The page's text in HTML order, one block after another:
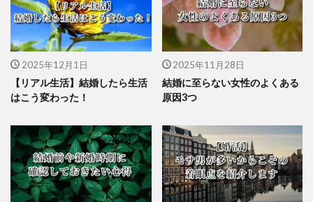
2025年12月1日
【リアル生活】結婚したら生活
はこう変わった！
2025年11月28日
結婚に至らない女性のよくある
原因3つ